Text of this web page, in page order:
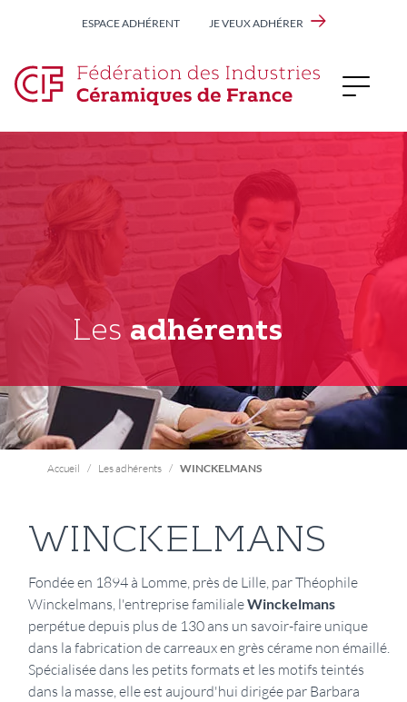
contenu
principal
ESPACE ADHÉRENT JE VEUX ADHÉRER
Lesadhérents
Accueil Les adhérents WINCKELMANS
WINCKELMANS
Présentation
Fondée en 1894 à Lomme, près de Lille, par Théophile
Winckelmans, l'entreprise familialeWinckelmans
perpétue depuis plus de 130 ans un savoir-faire unique
dans la fabrication de carreaux en grès cérame non émaillé.
Spécialisée dans les petits formats et les motifs teintés
dans la masse, elle est aujourd'hui dirigée par Barbara